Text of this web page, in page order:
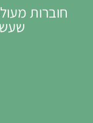
חוברות